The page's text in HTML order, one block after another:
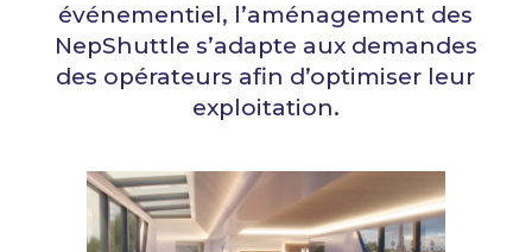
événementiel, l’aménagement des
NepShuttle s’adapte aux demandes
des opérateurs afin d’optimiser leur
exploitation.